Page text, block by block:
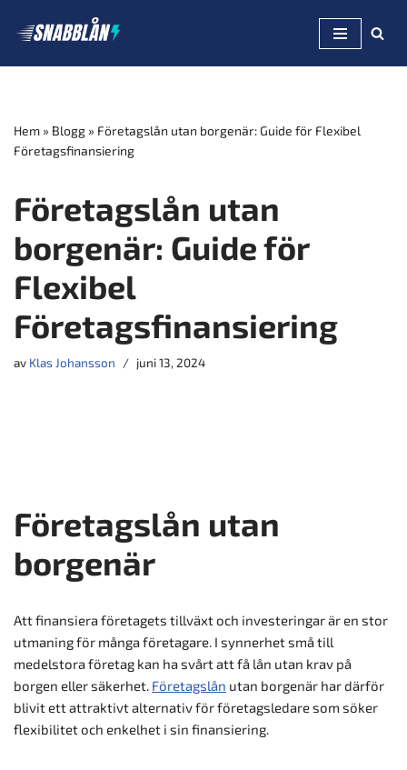
till
Hem » Blogg » Företagslån utan borgenär: Guide för Flexibel
Företagsfinansiering
Företagslån utan
borgenär: Guide för
Flexibel
Företagsfinansiering
av Klas Johansson juni 13, 2024
Företagslån utan
borgenär
Att finansiera företagets tillväxt och investeringar är en stor
utmaning för många företagare. I synnerhet små till
medelstora företag kan ha svårt att få lån utan krav på
borgen eller säkerhet. Företagslån utan borgenär har därför
blivit ett attraktivt alternativ för företagsledare som söker
flexibilitet och enkelhet i sin finansiering.